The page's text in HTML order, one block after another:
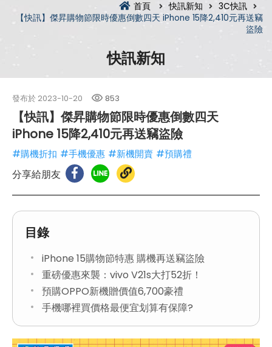
首頁 快訊新知
3C快訊
【快訊】傑昇購物節限時優惠倒數四天 iPhone 15降2,410元再送竊
盜險
快訊新知
發布於 2023-10-20 853
【快訊】傑昇購物節限時優惠倒數四天
iPhone 15降2,410元再送竊盜險
#購機折扣 #手機優惠 #新機開賣 #預購禮
分享給朋友
目錄
iPhone 15購物節特惠 購機再送竊盜險
重磅優惠來襲：vivo V21s大打52折！
預購OPPO新機贈價值6,700豪禮
手機哪裡買價格最便宜划算有保障?